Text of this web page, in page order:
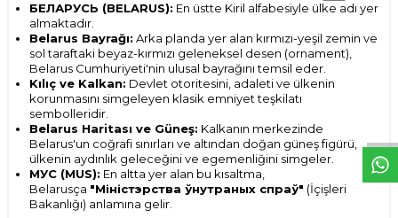
БЕЛАРУСЬ (BELARUS): En üstte Kiril alfabesiyle ülke adı yer
almaktadır.
Belarus Bayrağı: Arka planda yer alan kırmızı-yeşil zemin ve
sol taraftaki beyaz-kırmızı geleneksel desen (ornament),
Belarus Cumhuriyeti'nin ulusal bayrağını temsil eder.
Kılıç ve Kalkan: Devlet otoritesini, adaleti ve ülkenin
korunmasını simgeleyen klasik emniyet teşkilatı
sembolleridir.
Belarus Haritası ve Güneş: Kalkanın merkezinde
Belarus'un coğrafi sınırları ve altından doğan güneş figürü,
ülkenin aydınlık geleceğini ve egemenliğini simgeler.
МУС (MUS): En altta yer alan bu kısaltma,
Belarusça "Міністэрства ўнутраных спраў" (İçişleri
Bakanlığı) anlamına gelir.